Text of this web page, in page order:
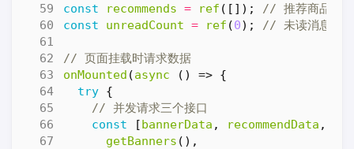
const
recommends = ref ([]);
const
unreadCount = ref (0);
onMounted (async () => {
try {
const
[bannerData , recommendData ,
getBanners (),